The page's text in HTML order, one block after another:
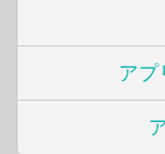
アプ